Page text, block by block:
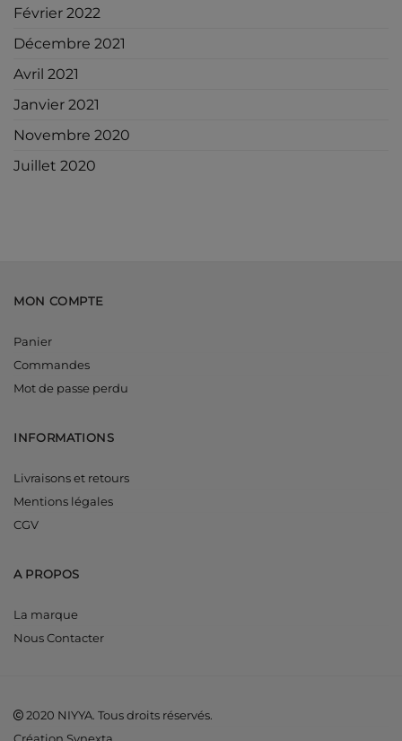
Février 2022
Décembre 2021
Avril 2021
Janvier 2021
Novembre 2020
Juillet 2020
MON COMPTE
Panier
Commandes
Mot de passe perdu
INFORMATIONS
Livraisons et retours
Mentions légales
CGV
A PROPOS
La marque
Nous Contacter
2020 NIYYA. Tous droits réservés.